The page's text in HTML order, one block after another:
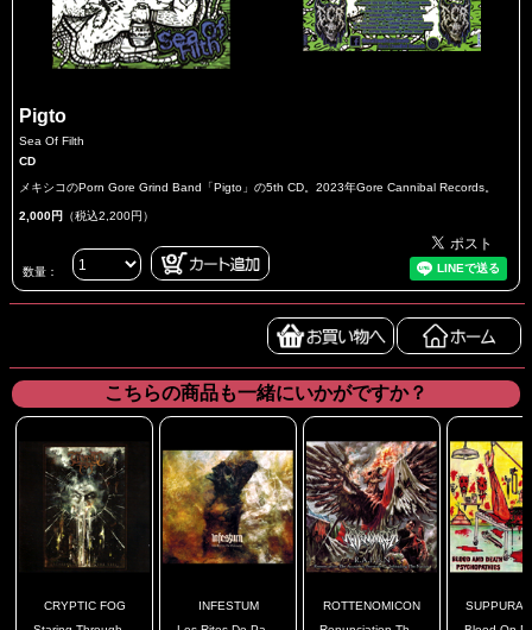
Pigto
Sea Of Filth
CD
メキシコのPorn Gore Grind Band「Pigto」の5th CD。2023年Gore Cannibal Records。
2,000円 （税込2,200円）
数量：
こちらの商品も一緒にいかがですか？
CRYPTIC FOG
INFESTUM
ROTTENOMICON